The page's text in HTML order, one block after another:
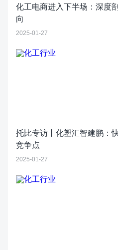
化工电商进入下半场：深度
向
2025-01-27
托比专访丨化塑汇智建鹏：
竞争点
2025-01-27